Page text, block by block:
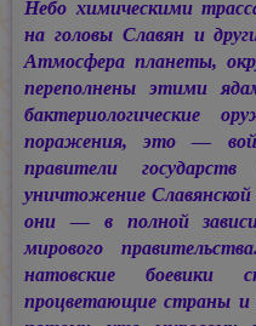
Небо химическими
на головы Славян и
Атмосфера планеты,
переполнены этими
бактериологические
поражения, это —
правители
уничтожение
они — в полной
мирового
натовские
процветающие страны и